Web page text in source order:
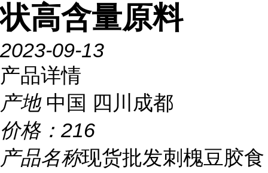
状高含量原料
2023-09-13
产品详情
产地 中国 四川成都
价格： 216
产品名称现货批发刺槐豆胶食